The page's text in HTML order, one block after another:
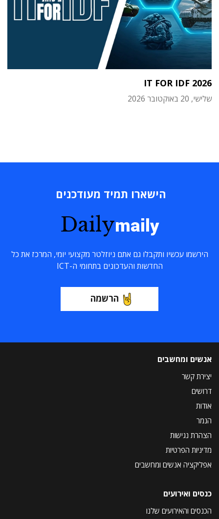
IT FOR IDF 2026
שלישי, 20 באוקטובר 2026
הישארו תמיד מעודכנים
Dailymaily
הירשמו עכשיו ותקבלו גם אתם ניוזלטר מקצועי יומי, המרכז את כל
החדשות והעדכונים בתחומי ה-ICT
הרשמה
אנשים ומחשבים
יצירת קשר
דרושים
אודות
הנמר
הצהרת נגישות
מדיניות הפרטיות
אפליקציה אנשים ומחשבים
כנסים ואירועים
הכנסים והאירועים שלנו